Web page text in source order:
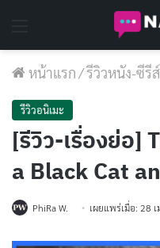
หน้าแรก/รีวิวหนัง-ซีรีส์
รีวิวอนิเมะ
[รีวิว-เรื่องย่อ]
a Black Cat
PhiRa W. เผยแพร่เมื่อ: 28